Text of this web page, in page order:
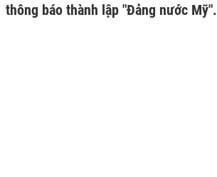
thông báo thành lập "Đảng nước Mỹ".